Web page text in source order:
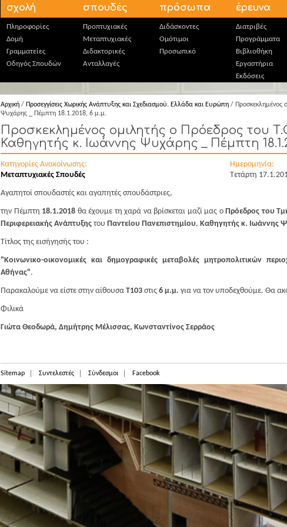
σχολή
Πληροφορίες
Δομή
Γραμματείες
Οδηγός Σπουδών
σπουδές
Προπτυχιακές
Μεταπτυχιακές
Διδακτορικές
Ανταλλαγές
πρόσωπα
Διδάσκοντες
Ομότιμοι
Προσωπικό
έρευνα
Διατριβές
Προγράμματα
Βιβλιοθήκη
Εργαστήρια
Εκδόσεις
Αρχική / Προσεγγίσεις Χωρικής Ανάπτυξης και Σχεδιασμού. Ελλάδα και Ευρώπη / Προσκεκλημένος
Ψυχάρης _ Πέμπτη 18.1.2018, 6 μ.μ.
Προσκεκλημένος ομιλητής ο Πρόεδρος του
Καθηγητής κ. Ιωάννης Ψυχάρης _ Πέμπτη
Κατηγορίες Ανακοίνωσης:
Μεταπτυχιακές Σπουδές
Ημερομηνία:
Τετάρτη
Αγαπητοί σπουδαστές και αγαπητές σπουδάστριες,
την Πέμπτη 18.1.2018 θα έχουμε τη χαρά να βρίσκεται μαζί μας ο Πρόεδρος του
Περιφερειακής Ανάπτυξηςτου Παντείου Πανεπιστημίου, Καθηγητής κ. Ιωάννης
Τίτλος της εισήγησής του :
"Κοινωνικο-οικονομικές και δημογραφικές μεταβολές μητροπολιτικών
Αθήνας".
Παρακαλούμε να είστε στην αίθουσα Τ103 στις 6 μ.μ. για να τον υποδεχθούμε. Θα
Φιλικά
Γιώτα Θεοδωρά, Δημήτρης Μέλισσας, Κωνσταντίνος Σερράος
Sitemap Συντελεστές Σύνδεσμοι Facebook